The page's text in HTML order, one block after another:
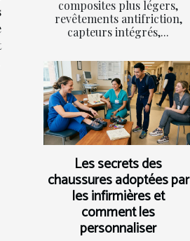
composites plus légers,
revêtements antifriction,
capteurs intégrés,...
Les secrets des
chaussures adoptées par
les infirmières et
comment les
personnaliser